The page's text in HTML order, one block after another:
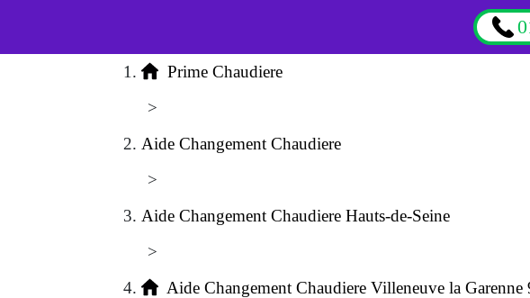
Prime Chaudiere
>
Aide Changement Chaudiere
>
Aide Changement Chaudiere Hauts-de-Seine
>
Aide Changement Chaudiere Villeneuve la Garenne